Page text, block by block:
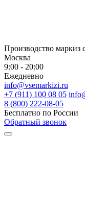
Производство маркиз
Москва
9:00 - 20:00
Ежедневно
info@vsemarkizi.ru
+7 (911) 100 08 05
8 (800) 222-08-05
Бесплатно по России
Обратный звонок